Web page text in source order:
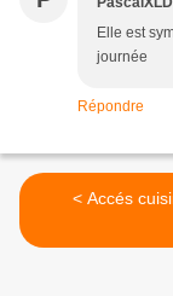
Elle est
journée
Répondre
< Accés